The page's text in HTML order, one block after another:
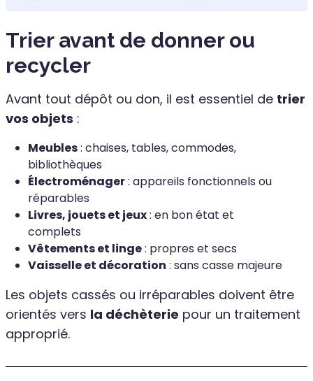
Trier avant de donner ou
recycler
Avant tout dépôt ou don, il est essentiel de trier
vos objets :
Meubles: chaises, tables, commodes,
bibliothèques
Électroménager: appareils fonctionnels ou
réparables
Livres, jouets et jeux: en bon état et
complets
Vêtements et linge: propres et secs
Vaisselle et décoration : sans casse majeure
Les objets cassés ou irréparables doivent être
orientés vers la déchèterie pour un traitement
approprié.